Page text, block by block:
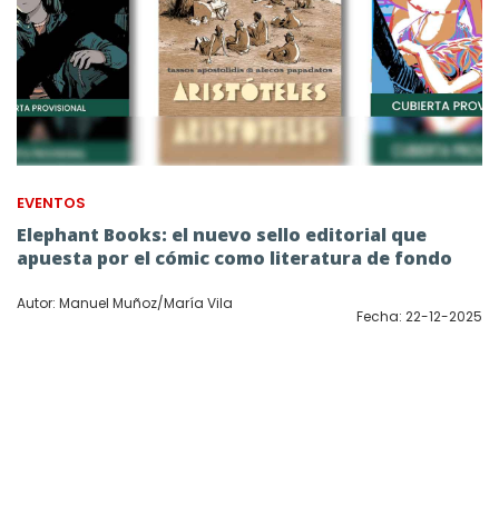
EVENTOS
Elephant Books: el nuevo sello editorial que
apuesta por el cómic como literatura de fondo
Autor: Manuel Muñoz/María Vila
Fecha: 22-12-2025